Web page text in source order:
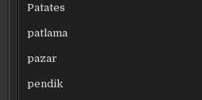
Patates
patlama
pazar
pendik